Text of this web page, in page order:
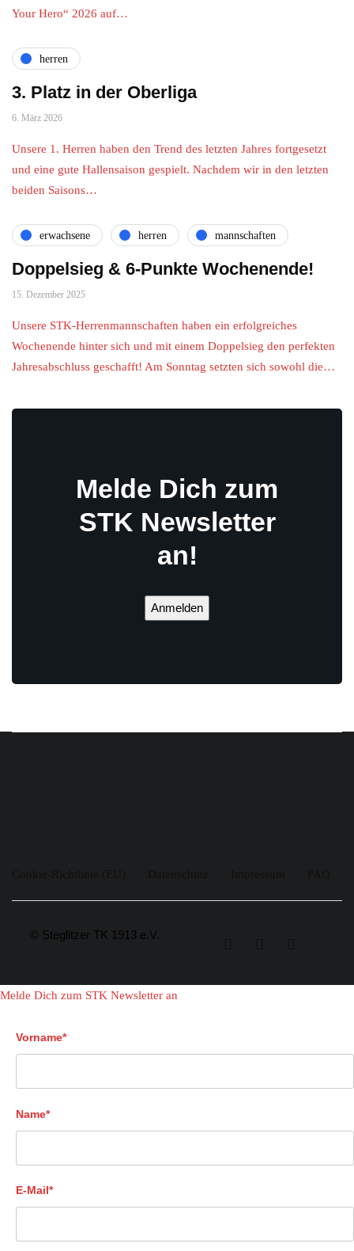
Your Hero“ 2026 auf…
herren
3. Platz in der Oberliga
6. März 2026
Unsere 1. Herren haben den Trend des letzten Jahres fortgesetzt
und eine gute Hallensaison gespielt. Nachdem wir in den letzten
beiden Saisons…
erwachsene herren mannschaften
Doppelsieg & 6-Punkte Wochenende!
15. Dezember 2025
Unsere STK-Herrenmannschaften haben ein erfolgreiches
Wochenende hinter sich und mit einem Doppelsieg den perfekten
Jahresabschluss geschafft! Am Sonntag setzten sich sowohl die…
Melde Dich zum
STK Newsletter
an!
Anmelden
© Steglitzer TK 1913 e.V.
Melde Dich zum STK Newsletter an
Vorname*
Name*
E-Mail*